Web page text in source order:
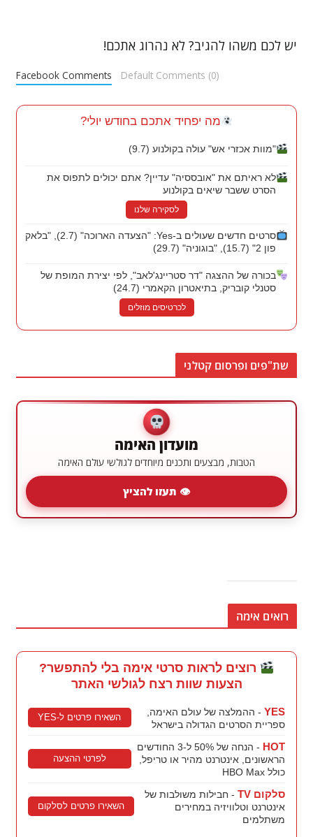
יש לכם משהו להגיב? לא נהרוג אתכם!
Facebook Comments Default Comments (0)
מה יפחיד אתכם בחודש יולי?
"מוות אכזרי אש" עולה בקולנוע (9.7)
לא ראיתם את "אובססיה" עדיין? אתם יכולים לתפוס את
הסרט ששבר שיאים בקולנוע
לסקירה שלנו
סרטים חדשים שעולים ב-Yes: "הצעדה הארוכה" (2.7), "בלאק
פון 2" (15.7), "בוגוניה" (29.7)
בכורה של ההצגה "דר סטריינג'לאב", לפי יצירת המופת של
סטנלי קובריק, בתיאטרון הקאמרי (24.7)
לכרטיסים מוזלים
שת"פים ופרסום קטלני
מועדון האימה
הטבות, מבצעים ותכנים מיוחדים לגולשי עולם האימה
👁 תעזו להציץ
רואים אימה
רוצים לראות סרטי אימה בלי להתפשר?
הצעות שוות רצח לגולשי האתר
YES - ההמלצה של עולם האימה,
ספריית הסרטים הגדולה בישראל
השאירו פרטים ל-YES
HOT
- הנחה של 50% ל-3 החודשים
הראשונים, אינטרנט מהיר או טריפל,
כולל HBO Max
לפרטי ההצעה
סלקום TV
- חבילות משולבות של
אינטרנט וטלוויזיה במחירים
משתלמים
השאירו פרטים לסלקום